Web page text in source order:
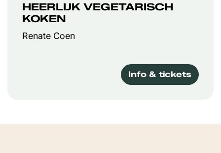
HEERLIJK VEGETARISCH
KOKEN
Renate Coen
Info & tickets